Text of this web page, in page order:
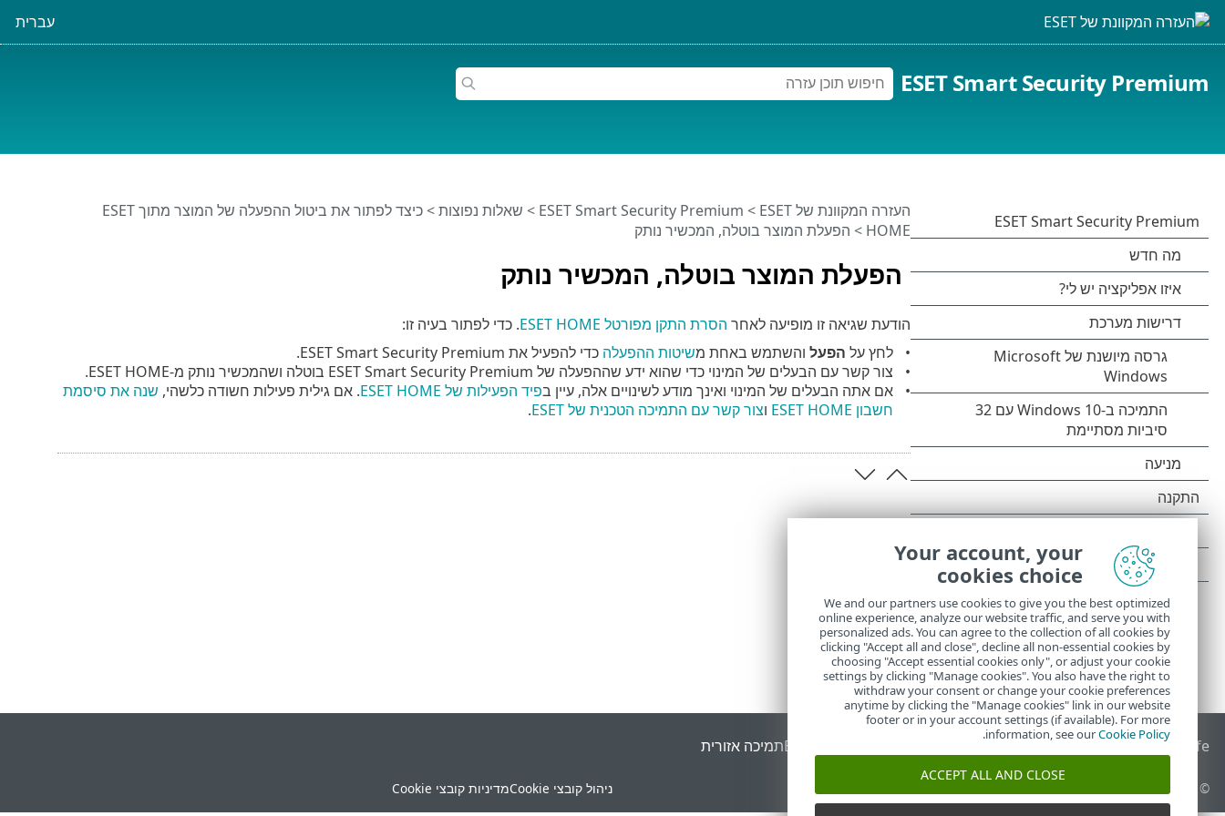
עברית
ESET Smart Security Premium
הפעלת המוצר בוטלה, המכשיר נותק
העזרה המקוונת של ESET >
ESET Smart Security Premium
> שאלות נפוצות>
כיצד לפתור את ביטול ההפעלה של המוצר מתוך ESET
HOME > הפעלת המוצר בוטלה, המכשיר נותק
הודעת שגיאה זו מופיעה לאחר הסרת התקן מפורטל ESET HOME
. כדי לפתור בעיה זו:
לחץ על הפעלוהשתמש באחת משיטות ההפעלה כדי להפעיל את ESET Smart Security Premium.
צור קשר עם הבעלים של המינוי כדי שהוא ידע שההפעלה של ESET Smart Security Premium בוטלה ושהמכשיר נותק מ-ESET HOME.
אם אתה הבעלים של המינוי ואינך מודע לשינויים אלה, עיין בפיד הפעילות של ESET HOME . אם גילית פעילות חשודה כלשהי, שנה את סיסמת
חשבון ESET HOME
וצור קשר עם התמיכה הטכנית של ESET .
End of Life מאגר הידע של ESET ESET Status Portalתמיכה אזורית
© 1992 - 2026 ESET, spol. s r.o.‎ - כל הזכויות שמורות. ניהול קובצי Cookie מדיניות קובצי Cookie
Your account, your
cookies choice
We and our partners use cookies to give you the best optimized
online experience, analyze our website traffic, and serve you with
personalized ads. You can agree to the collection of all cookies by
clicking "Accept all and close", decline all non-essential cookies by
choosing "Accept essential cookies only", or adjust your cookie
settings by clicking "Manage cookies". You also have the right to
withdraw your consent or change your cookie preferences
anytime by clicking the "Manage cookies" link in our website
footer or in your account settings (if available). For more
information, see ourCookie Policy
.
ACCEPT ALL AND CLOSE